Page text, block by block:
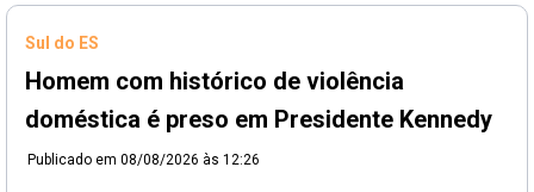
Sul do ES
Homem com histórico de violência
doméstica é preso em Presidente Kennedy
Publicado em 08/08/2026 às 12:26